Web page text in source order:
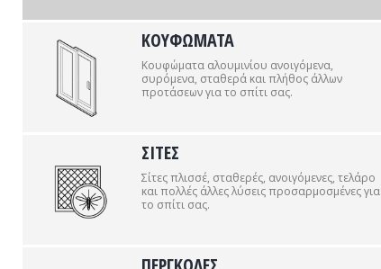
ΚΟΥΦΩΜΑΤΑ
Κουφώματα αλουμινίου ανοιγόμενα,
συρόμενα, σταθερά και πλήθος άλλων
προτάσεων για το σπίτι σας.
ΣΙΤΕΣ
Σίτες πλισσέ, σταθερές, ανοιγόμενες, τελάρο
και πολλές άλλες λύσεις προσαρμοσμένες για
το σπίτι σας.